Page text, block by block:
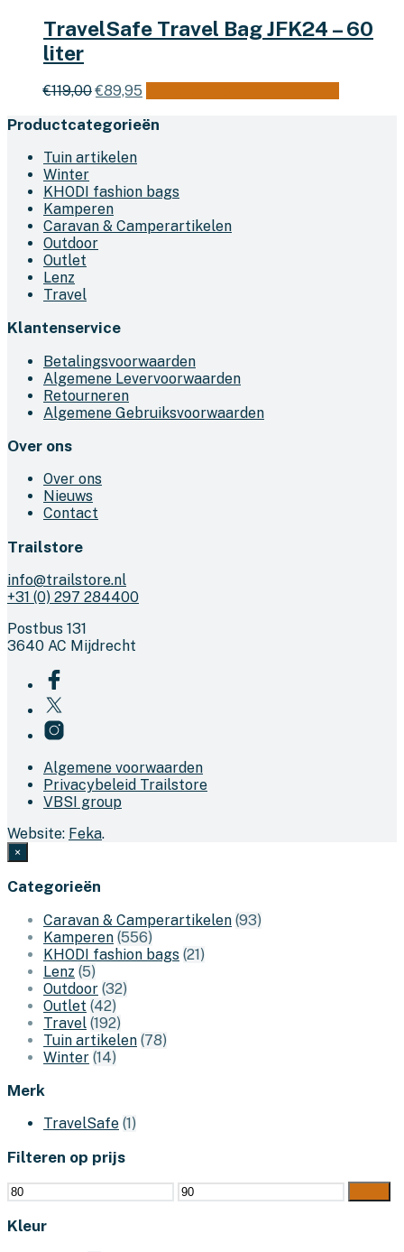
TravelSafe Travel Bag JFK24 – 60
liter
€119,00Oorspronkelijke
was:
€89,95
is:
Productcategorieën
Tuin artikelen
Winter
KHODI fashion bags
Kamperen
Caravan & Camperartikelen
Outdoor
Outlet
Lenz
Travel
Klantenservice
Betalingsvoorwaarden
Algemene Levervoorwaarden
Retourneren
Algemene Gebruiksvoorwaarden
Over ons
Over ons
Nieuws
Contact
Trailstore
info@trailstore.nl
+31 (0) 297 284400
Postbus 131
3640 AC Mijdrecht
Algemene voorwaarden
Privacybeleid Trailstore
VBSI group
Website: Feka.
×
Categorieën
Caravan & Camperartikelen (93)
Kamperen (556)
KHODI fashion bags (21)
Lenz (5)
Outdoor (32)
Outlet (42)
Travel (192)
Tuin artikelen (78)
Winter (14)
Merk
TravelSafe (1)
Filteren op prijs
Min.
prijs
Max.
prijs
Kleur